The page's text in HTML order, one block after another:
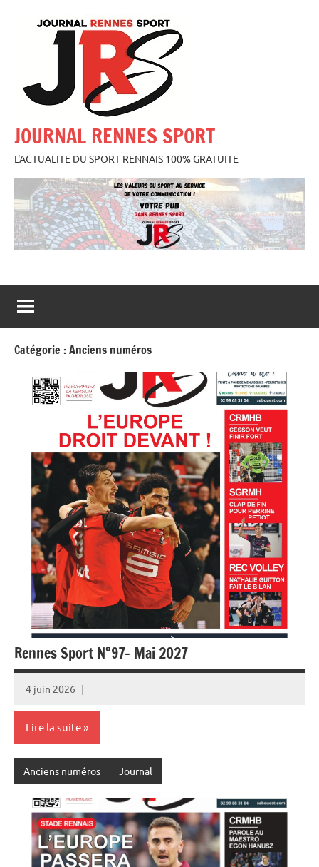
JOURNAL RENNES SPORT
L'ACTUALITE DU SPORT RENNAIS 100% GRATUITE
Catégorie :Anciens numéros
Rennes Sport N°97- Mai 2027
4 juin 2026
Rédaction
JRS
Lire la suite
Anciens numéros Journal